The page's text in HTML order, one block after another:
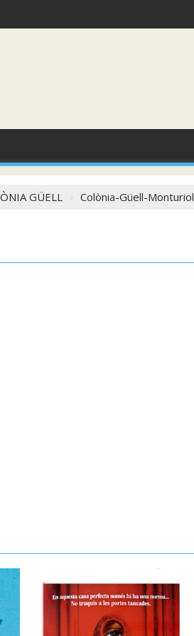
GÜELL Colònia-Güell-Monturiol